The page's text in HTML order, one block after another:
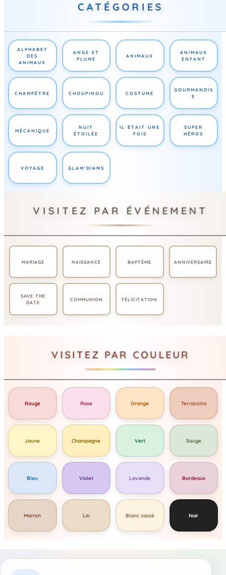
CATÉGORIES
ALPHABET
DES
ANIMAUX
ANGE ET
PLUME
ANIMAUX
ANIMAUX
ENFANT
CHAMPÊTRE CHOUPINOU COSTUME
GOURMANDIS
E
MÉCANIQUE
NUIT
ÉTOILÉE
IL ÉTAIT UNE
FOIS
SUPER
HÉROS
VOYAGE GLAM’DIAMS
VISITEZ PAR ÉVÉNEMENT
MARIAGE NAISSANCE BAPTÊME ANNIVERSAIRE
SAVE THE
DATE
COMMUNION FÉLICITATION
VISITEZ PAR COULEUR
Rouge Rose Orange Terracotta
Jaune Champagne Vert Sauge
Bleu Violet Lavande Bordeaux
Marron Lin Blanc cassé Noir